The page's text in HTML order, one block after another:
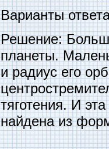
Варианты
Решение:
планеты.
и радиус его
тяготения. И
найдена из